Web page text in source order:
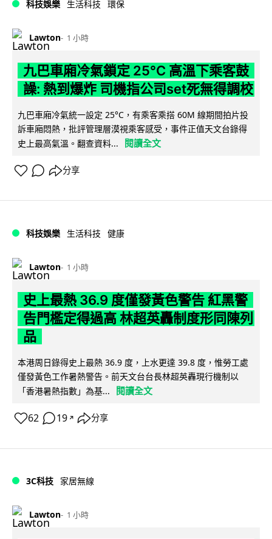
科技娛樂 生活科技 環保
Lawton 1 小時
九巴車廂冷氣鎖定 25°C 高溫下乘客鼓
譟: 熱到爆炸 司機指公司set死無得調校
九巴車廂冷氣統一設定 25°C，有乘客乘搭 60M 線期間拍片投
訴車廂悶熱，批評管理層漠視乘客感受，事件正值天文台錄得
史上最高氣溫。翻查資料...
閱讀全文
分享
科技娛樂 生活科技 健康
Lawton 1 小時
史上最熱 36.9 度僅發黃色警告 紅黑警
告門檻定得過高 林超英轟制度形同陳列
品
本港周日錄得史上最熱 36.9 度，上水更達 39.8 度，惟勞工處
僅發黃色工作暑熱警告。前天文台台長林超英轟現行機制以
「香港暑熱指數」為基...
閱讀全文
62 19 ↗ 分享
3C科技 家居無線
Lawton 1 小時